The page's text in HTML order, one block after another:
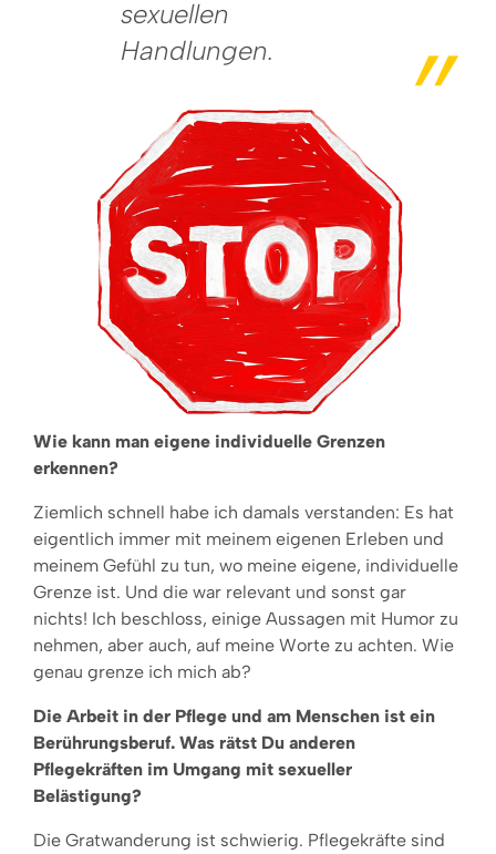
sexuellen
Handlungen.
Wie kann man eigene individuelle Grenzen
erkennen?
Ziemlich schnell habe ich damals verstanden: Es hat
eigentlich immer mit meinem eigenen Erleben und
meinem Gefühl zu tun, wo meine eigene, individuelle
Grenze ist. Und die war relevant und sonst gar
nichts! Ich beschloss, einige Aussagen mit Humor zu
nehmen, aber auch, auf meine Worte zu achten. Wie
genau grenze ich mich ab?
Die Arbeit in der Pflege und am Menschen ist ein
Berührungsberuf. Was rätst Du anderen
Pflegekräften im Umgang mit sexueller
Belästigung?
Die Gratwanderung ist schwierig. Pflegekräfte sind